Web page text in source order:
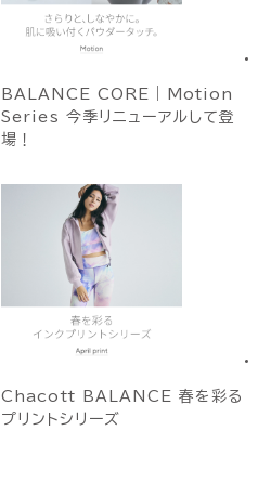
BALANCE CORE｜Motion
Series 今季リニューアルして登
場！
Chacott BALANCE 春を彩る
プリントシリーズ